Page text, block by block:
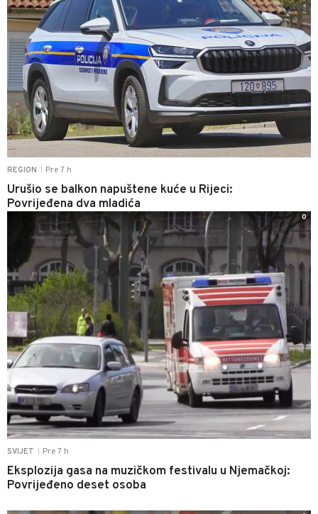
REGION Pre 7 h
Urušio se balkon napuštene kuće u Rijeci:
Povrijeđena dva mladića
SVIJET Pre 7 h
Eksplozija gasa na muzičkom festivalu u Njemačkoj:
Povrijeđeno deset osoba
0